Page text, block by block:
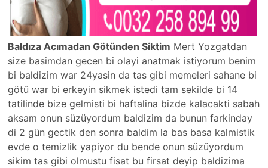
Baldıza Acımadan Götünden Siktim Mert Yozgatdan
size basimdan gecen bi olayi anatmak istiyorum benim
bi baldizim war 24yasin da tas gibi memeleri sahane bi
götü war bi erkeyin sikmek istedi tam sekilde bi 14
tatilinde bize gelmisti bi haftalina bizde kalacakti sabah
aksam onun süzüyordum baldizim da bunun farkinday
di 2 gün gectik den sonra baldim la bas basa kalmistik
evde o temizlik yapiyor du bende onun süzüyordum
sikim tas gibi olmustu fisat bu firsat deyip baldizima